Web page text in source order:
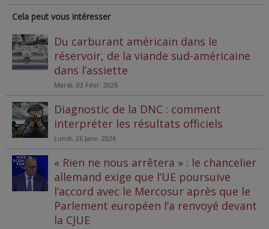
Cela peut vous intéresser
Du carburant américain dans le
réservoir, de la viande sud-américaine
dans l’assiette
Mardi, 03 Févr. 2026
Diagnostic de la DNC : comment
interpréter les résultats officiels
Lundi, 26 Janv. 2026
« Rien ne nous arrêtera » : le chancelier
allemand exige que l’UE poursuive
l’accord avec le Mercosur après que le
Parlement européen l’a renvoyé devant
la CJUE